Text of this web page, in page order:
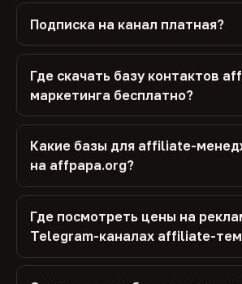
Подписка на канал платная?
Где скачать базу контактов
маркетинга бесплатно?
Какие базы для affiliate-
на affpapa.org?
Где посмотреть цены на
Telegram-каналах affiliate-